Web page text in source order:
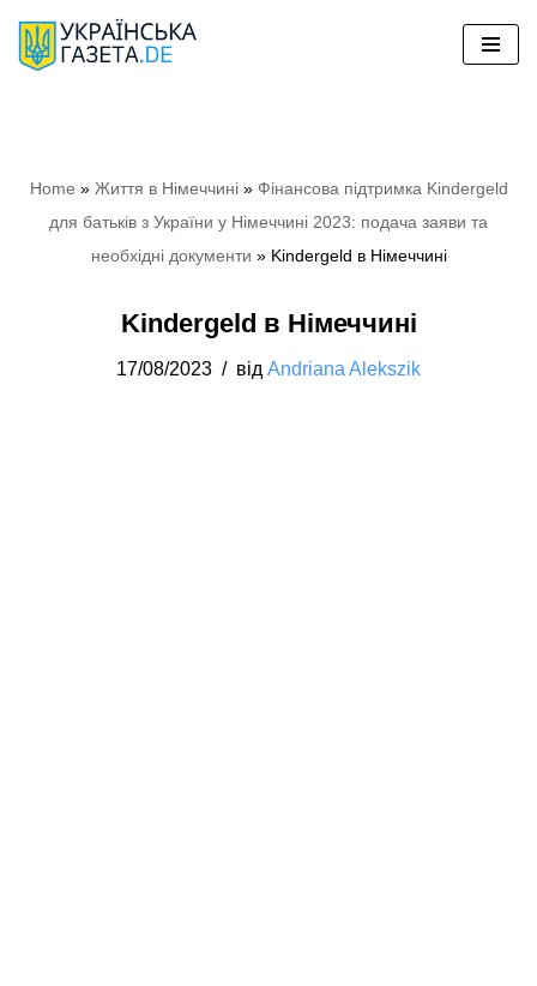
Перейти
Home » Життя в Німеччині» Фінансова підтримка Kindergeld
для батьків з України у Німеччині 2023: подача заяви та
необхідні документи » Kindergeld в Німеччині
Kindergeld в Німеччині
17/08/2023 від Andriana Alekszik